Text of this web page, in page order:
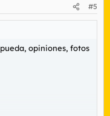
#5
opiniones, fotos